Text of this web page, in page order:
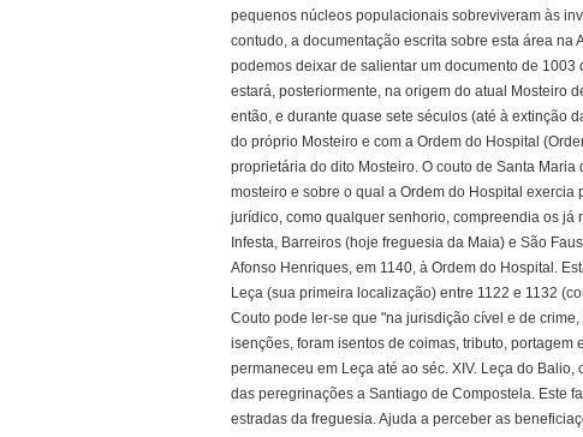
pequenos núcleos populacionais sobreviveram às
contudo, a documentação escrita sobre esta área
podemos deixar de salientar um documento de
estará, posteriormente, na origem do atual Mosteiro
então, e durante quase sete séculos (até à extinção
do próprio Mosteiro e com a Ordem do Hospital
proprietária do dito Mosteiro. O couto de Santa
mosteiro e sobre o qual a Ordem do Hospital
jurídico, como qualquer senhorio, compreendia os já
Infesta, Barreiros (hoje freguesia da Maia) e São
Afonso Henriques, em 1140, à Ordem do Hospital.
Leça (sua primeira localização) entre 1122 e 1132
Couto pode ler-se que "na jurisdição cível e de
isenções, foram isentos de coimas, tributo,
permaneceu em Leça até ao séc. XIV. Leça do
das peregrinações a Santiago de Compostela. Este
estradas da freguesia. Ajuda a perceber as